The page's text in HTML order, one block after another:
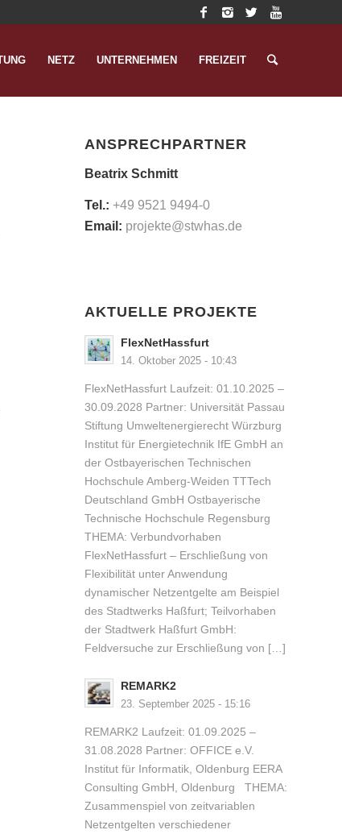
NETZ UNTERNEHMEN FREIZEIT
ANSPRECHPARTNER
Beatrix Schmitt
Tel.: +49 9521 9494-0
Email: projekte@stwhas.de
AKTUELLE PROJEKTE
FlexNetHassfurt
14. Oktober 2025 - 10:43
FlexNetHassfurt Laufzeit: 01.10.2025 –
30.09.2028 Partner: Universität Passau
Stiftung Umweltenergierecht Würzburg
Institut für Energietechnik IfE GmbH an
der Ostbayerischen Technischen
Hochschule Amberg-Weiden TTTech
Deutschland GmbH Ostbayerische
Technische Hochschule Regensburg
THEMA: Verbundvorhaben
FlexNetHassfurt – Erschließung von
Flexibilität unter Anwendung
dynamischer Netzentgelte am Beispiel
des Stadtwerks Haßfurt; Teilvorhaben
der Stadtwerk Haßfurt GmbH:
Feldversuche zur Erschließung von […]
REMARK2
23. September 2025 - 15:16
REMARK2 Laufzeit: 01.09.2025 –
31.08.2028 Partner: OFFICE e.V.
Institut für Informatik, Oldenburg EERA
Consulting GmbH, Oldenburg THEMA:
Zusammenspiel von zeitvariablen
Netzentgelten verschiedener